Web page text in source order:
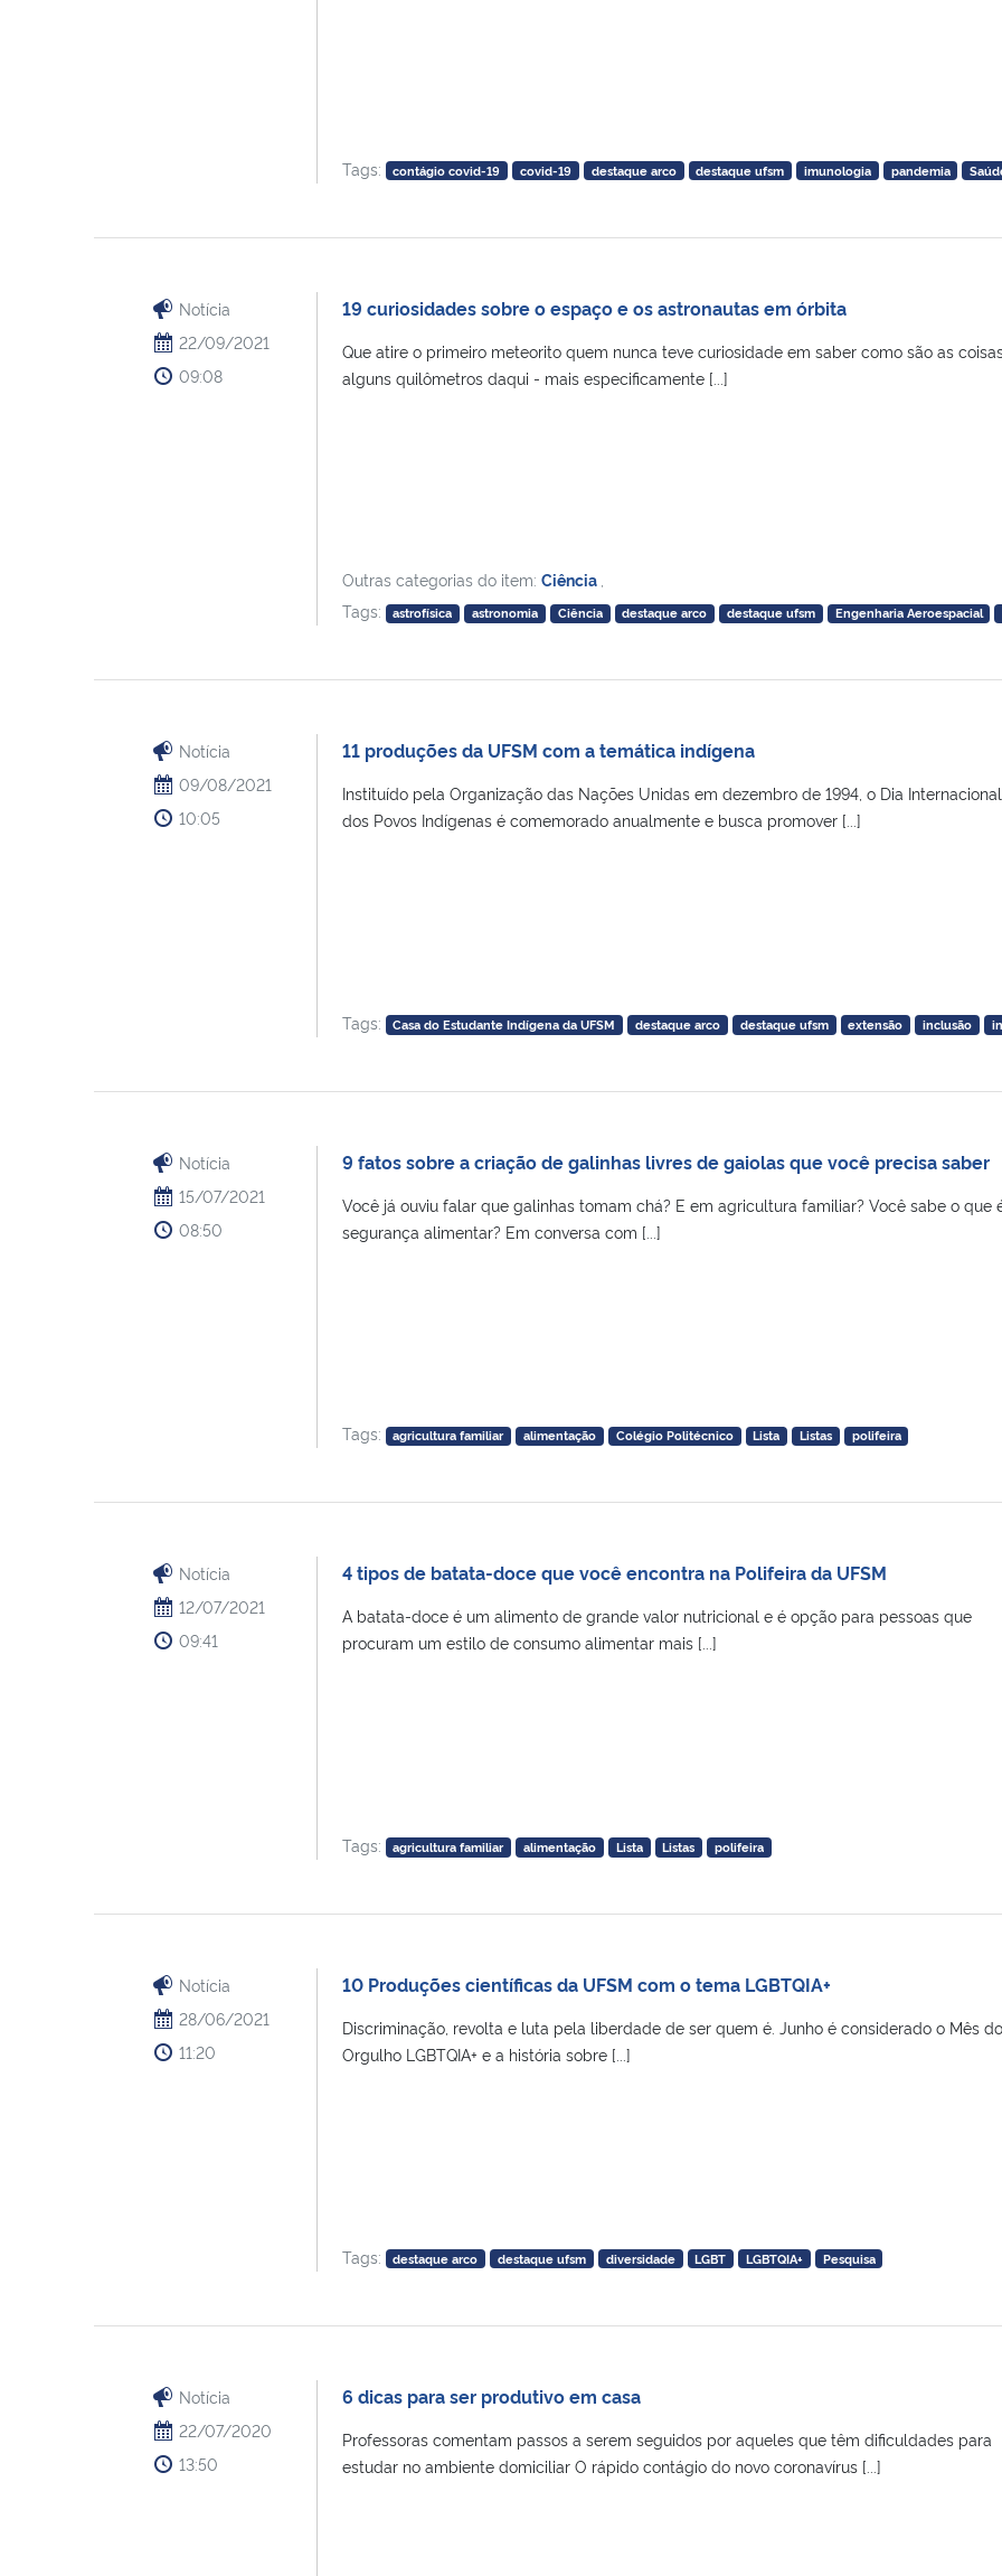
Tags: contágio covid-19 covid-19 destaque arco destaque ufsm imunologia pandemia
Notícia
22/09/2021
09:08
19 curiosidades sobre o espaço e os astronautas em órbita
Que atire o primeiro meteorito quem nunca teve curiosidade em saber como são as
alguns quilômetros daqui - mais especificamente [...]
Outras categorias do item: Ciência
Tags:
astrofísica astronomia Ciência destaque arco destaque ufsm Engenharia Aeroespacial
Notícia
09/08/2021
10:05
11 produções da UFSM com a temática indígena
Instituído pela Organização das Nações Unidas em dezembro de 1994, o Dia Internacional
dos Povos Indígenas é comemorado anualmente e busca promover [...]
Tags: Casa do Estudante Indígena da UFSM destaque arco destaque ufsm extensão inclusão
Notícia
15/07/2021
08:50
9 fatos sobre a criação de galinhas livres de gaiolas que você precisa saber
Você já ouviu falar que galinhas tomam chá? E em agricultura familiar? Você sabe o que
segurança alimentar? Em conversa com [...]
Tags: agricultura familiar alimentação Colégio Politécnico Lista Listas polifeira
Notícia
12/07/2021
09:41
4 tipos de batata-doce que você encontra na Polifeira da UFSM
A batata-doce é um alimento de grande valor nutricional e é opção para pessoas que
procuram um estilo de consumo alimentar mais [...]
Tags: agricultura familiar alimentação Lista Listas polifeira
Notícia
28/06/2021
11:20
10 Produções científicas da UFSM com o tema LGBTQIA+
Discriminação, revolta e luta pela liberdade de ser quem é. Junho é considerado o Mês do
Orgulho LGBTQIA+ e a história sobre [...]
Tags: destaque arco destaque ufsm diversidade LGBT LGBTQIA+ Pesquisa
Notícia
22/07/2020
13:50
6 dicas para ser produtivo em casa
Professoras comentam passos a serem seguidos por aqueles que têm dificuldades para
estudar no ambiente domiciliar O rápido contágio do novo coronavírus [...]